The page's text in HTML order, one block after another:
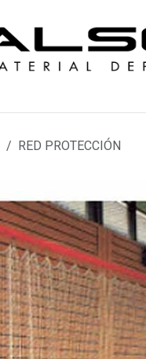
RED PROTECCIÓN